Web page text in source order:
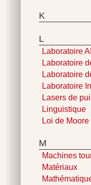
K
L
Laboratoire
Laboratoire
Laboratoire
Laboratoire
Lasers de
Linguistique
Loi de Moore
M
Machines
Matériaux